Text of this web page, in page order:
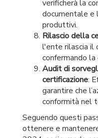
verificherà la
documentale e
produttivi.
Rilascio della
l'ente rilascia il
confermando la
Audit di
certificazione:
garantire che
conformità nel
Seguendo questi
ottenere e